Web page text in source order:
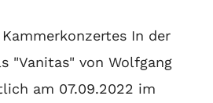
In der
"Vanitas" von Wolfgang
am 07.09.2022 im